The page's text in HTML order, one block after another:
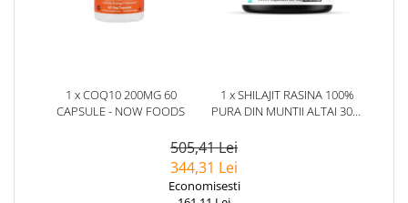
1 x COQ10 200MG 60
CAPSULE - NOW FOODS
1 x SHILAJIT RASINA 100%
PURA DIN MUNTII ALTAI 30G.
505,41 Lei
344,31 Lei
Economisesti